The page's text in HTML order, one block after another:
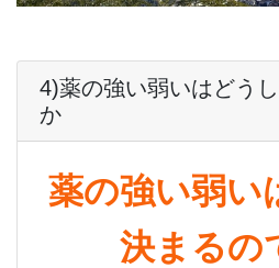
4)薬の強い弱いはどう
か
薬の強い弱い
決まるの